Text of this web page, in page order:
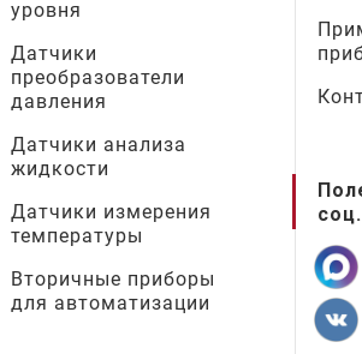
уровня
Датчики
преобразователи
давления
Датчики анализа
жидкости
Датчики измерения
температуры
Вторичные приборы
для автоматизации